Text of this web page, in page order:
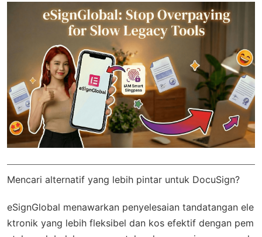
Mencari alternatif yang lebih pintar untuk DocuSign?
eSignGlobal menawarkan penyelesaian tandatangan ele
ktronik yang lebih fleksibel dan kos efektif dengan pem